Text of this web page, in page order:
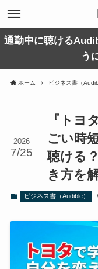
通勤中に聴ける
う
ホーム ビジネス書（
『トヨ
ごい時
聴ける
き方を
2026
7/25
ビジネス書（Audible）